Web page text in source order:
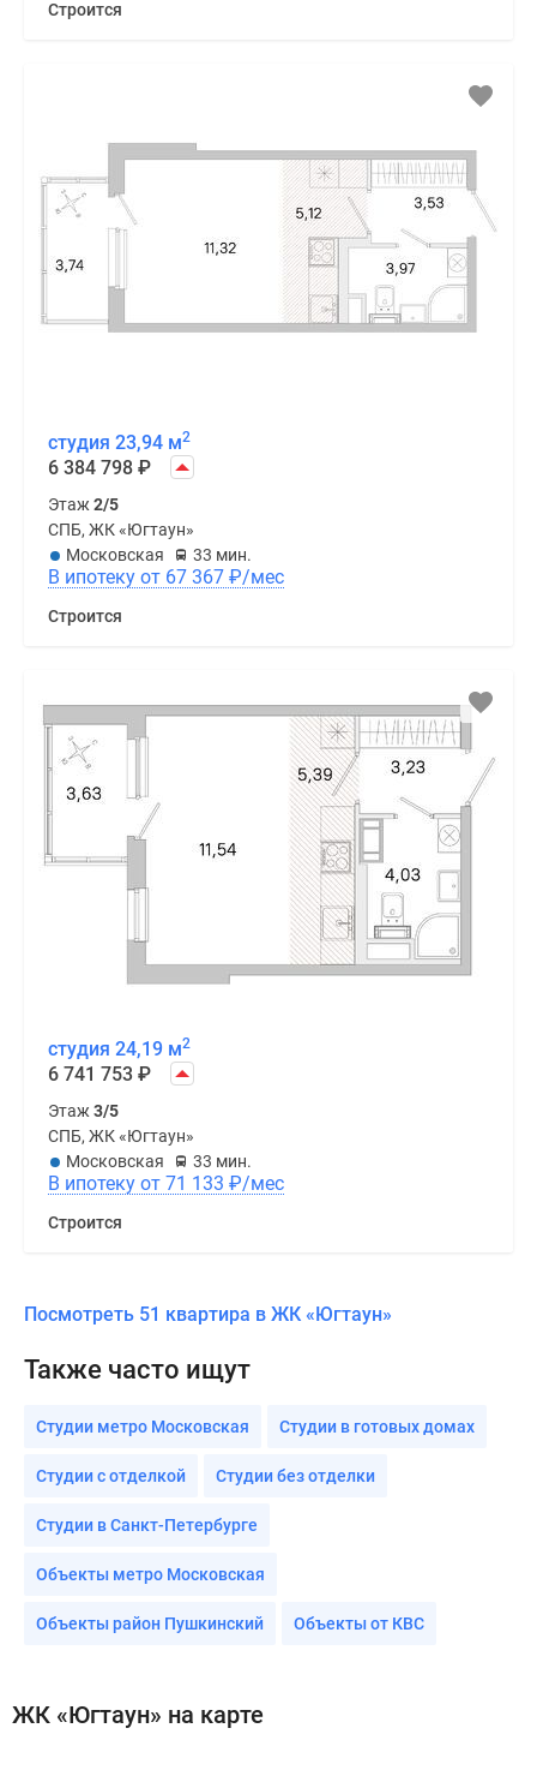
Строится
студия 23,94 м2
6 384 798 ₽
Этаж2/5
СПБ, ЖК «Югтаун»
Московская
33 мин.
В ипотеку от 67 367 ₽/мес
Строится
студия 24,19 м2
6 741 753 ₽
Этаж3/5
СПБ, ЖК «Югтаун»
Московская
33 мин.
В ипотеку от 71 133 ₽/мес
Строится
Посмотреть 51 квартира в ЖК «Югтаун»
Также часто ищут
Студии метро Московская Студии в готовых домах
Студии с отделкой Студии без отделки
Студии в Санкт-Петербурге
Объекты метро Московская
Объекты район Пушкинский Объекты от КВС
ЖК «Югтаун» на карте